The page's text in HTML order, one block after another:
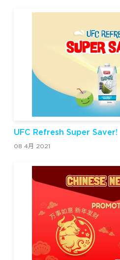
UFC Refresh Super Saver!
08 4月 2021